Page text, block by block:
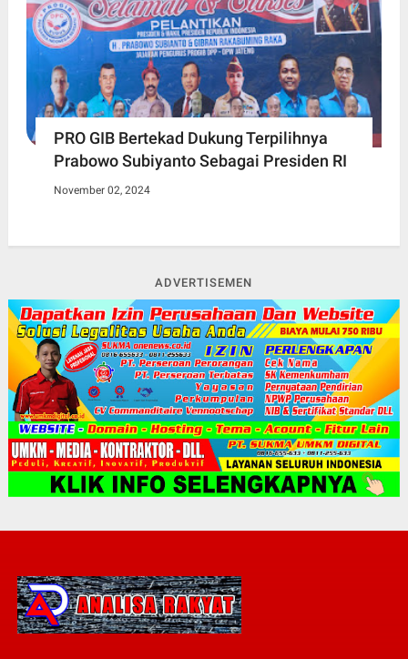
PRO GIB Bertekad Dukung Terpilihnya
Prabowo Subiyanto Sebagai Presiden RI
November 02, 2024
ADVERTISEMEN